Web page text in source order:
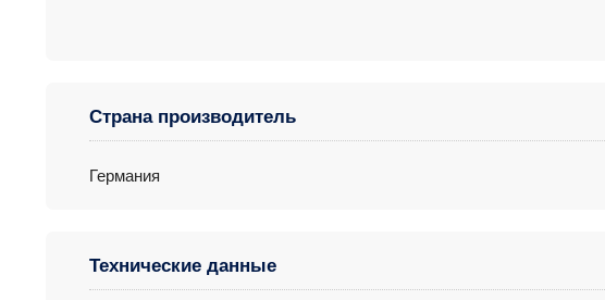
Страна производитель
Германия
Технические данные